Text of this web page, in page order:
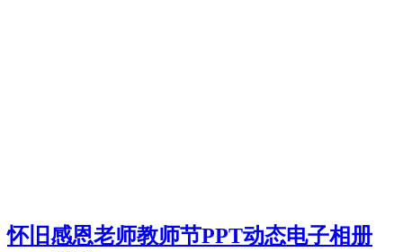
怀旧感恩老师教师节PPT动态电子相册